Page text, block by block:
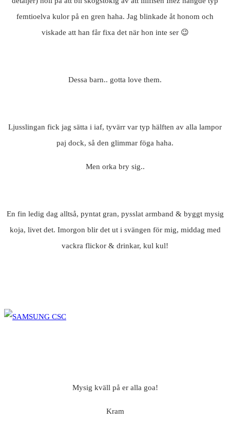
femtioelva kulor på en gren haha. Jag blinkade åt honom och
viskade att han får fixa det när hon inte ser 😉
Dessa barn.. gotta love them.
Ljusslingan fick jag sätta i iaf, tyvärr var typ hälften av alla lampor
paj dock, så den glimmar föga haha.
Men orka bry sig..
En fin ledig dag alltså, pyntat gran, pysslat armband & byggt mysig
koja, livet det. Imorgon blir det ut i svängen för mig, middag med
vackra flickor & drinkar, kul kul!
Mysig kväll på er alla goa!
Kram